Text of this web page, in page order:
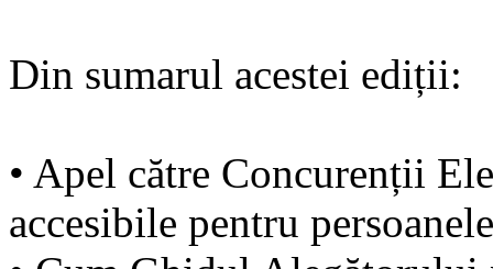
Din sumarul acestei ediții:
• Apel către Concurenții
accesibile pentru